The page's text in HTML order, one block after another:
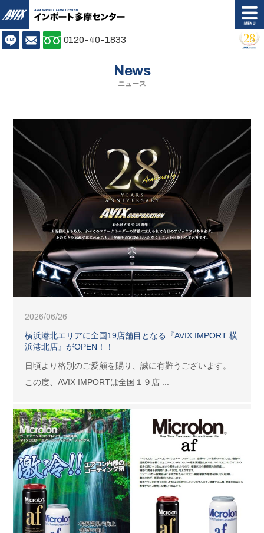
AVIX IMPORT
LINE お問い合わせ0120-40-1833
バックオーダー 購入プラン
保証修理 メンテナンス
Body Coating
ボディコーティング
Trade In
買取無料査定
News
ニュース
2026/06/26
横浜港北エリアに全国19店舗目となる『AVIX IMPORT 横
浜港北店』がOPEN！！
日頃より格別のご愛顧を賜り、誠に有難うございます。
この度、AVIX IMPORTは全国１９店 ...